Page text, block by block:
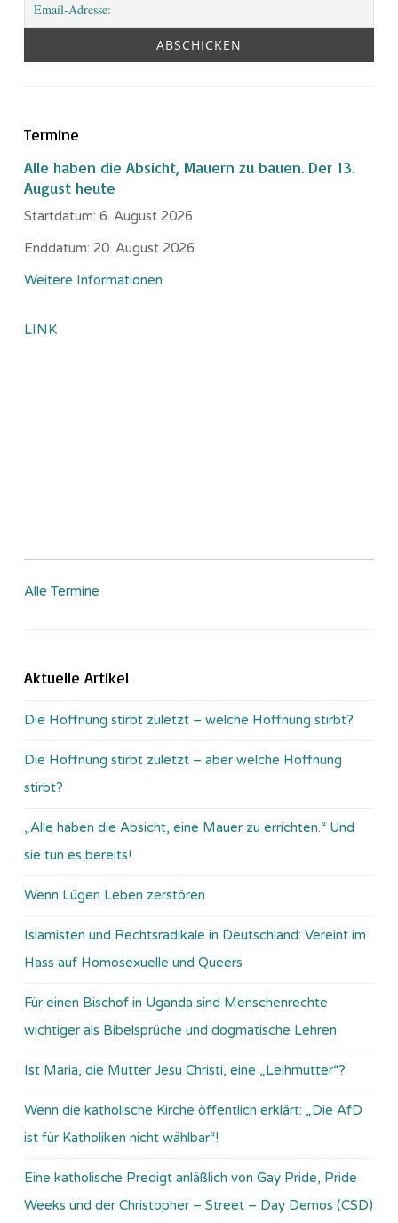
Termine
Alle haben die Absicht, Mauern zu bauen. Der 13.
August heute
Startdatum: 6. August 2026
Enddatum: 20. August 2026
Weitere Informationen
LINK
Alle Termine
Aktuelle Artikel
Die Hoffnung stirbt zuletzt – welche Hoffnung stirbt?
Die Hoffnung stirbt zuletzt – aber welche Hoffnung
stirbt?
„Alle haben die Absicht, eine Mauer zu errichten.“ Und
sie tun es bereits!
Wenn Lügen Leben zerstören
Islamisten und Rechtsradikale in Deutschland: Vereint im
Hass auf Homosexuelle und Queers
Für einen Bischof in Uganda sind Menschenrechte
wichtiger als Bibelsprüche und dogmatische Lehren
Ist Maria, die Mutter Jesu Christi, eine „Leihmutter“?
Wenn die katholische Kirche öffentlich erklärt: „Die AfD
ist für Katholiken nicht wählbar“!
Eine katholische Predigt anläßlich von Gay Pride, Pride
Weeks und der Christopher – Street – Day Demos (CSD)